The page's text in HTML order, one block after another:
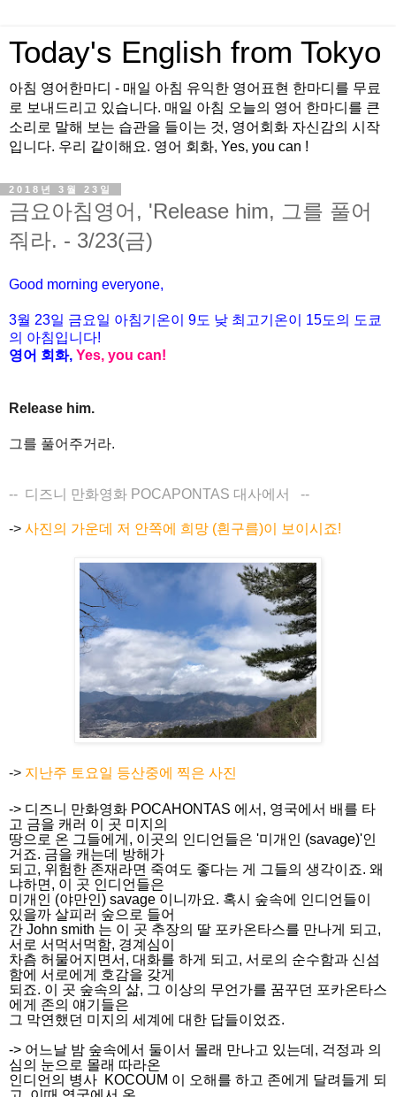
Today's English from Tokyo
아침 영어한마디 - 매일 아침 유익한 영어표현 한마디를 무료
로 보내드리고 있습니다. 매일 아침 오늘의 영어 한마디를 큰
소리로 말해 보는 습관을 들이는 것, 영어회화 자신감의 시작
입니다. 우리 같이해요. 영어 회화, Yes, you can !
2018년 3월 23일
금요아침영어, 'Release him, 그를 풀어
줘라. - 3/23(금)
Good morning everyone,
3월 23일 금요일 아침기온이 9도 낮 최고기온이 15도의 도쿄
의 아침입니다!
영어 회화, Yes, you can!
Release him.
그를 풀어주거라.
-- 디즈니 만화영화 POCAPONTAS 대사에서 --
-> 사진의 가운데 저 안쪽에 희망 (흰구름)이 보이시죠!
-> 지난주 토요일 등산중에 찍은 사진
-> 디즈니 만화영화 POCAHONTAS 에서, 영국에서 배를 타
고 금을 캐러 이 곳 미지의
땅으로 온 그들에게, 이곳의 인디언들은 '미개인 (savage)'인
거죠. 금을 캐는데 방해가
되고, 위험한 존재라면 죽여도 좋다는 게 그들의 생각이죠. 왜
냐하면, 이 곳 인디언들은
미개인 (야만인) savage 이니까요. 혹시 숲속에 인디언들이
있을까 살피러 숲으로 들어
간 John smith 는 이 곳 추장의 딸 포카온타스를 만나게 되고,
서로 서먹서먹함, 경계심이
차츰 허물어지면서, 대화를 하게 되고, 서로의 순수함과 신섬
함에 서로에게 호감을 갖게
되죠. 이 곳 숲속의 삶, 그 이상의 무언가를 꿈꾸던 포카온타스
에게 존의 얘기들은
그 막연했던 미지의 세계에 대한 답들이었죠.
-> 어느날 밤 숲속에서 둘이서 몰래 만나고 있는데, 걱정과 의
심의 눈으로 몰래 따라온
인디언의 병사 KOCOUM 이 오해를 하고 존에게 달려들게 되